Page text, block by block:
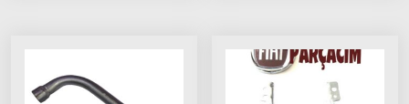
Albea